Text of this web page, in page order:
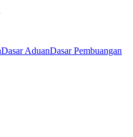
Dasar AduanDasar Pembuangan